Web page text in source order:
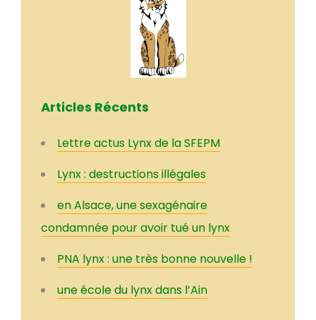
Articles Récents
Lettre actus Lynx de la SFEPM
Lynx : destructions illégales
en Alsace, une sexagénaire
condamnée pour avoir tué un lynx
PNA lynx : une très bonne nouvelle !
une école du lynx dans l’Ain